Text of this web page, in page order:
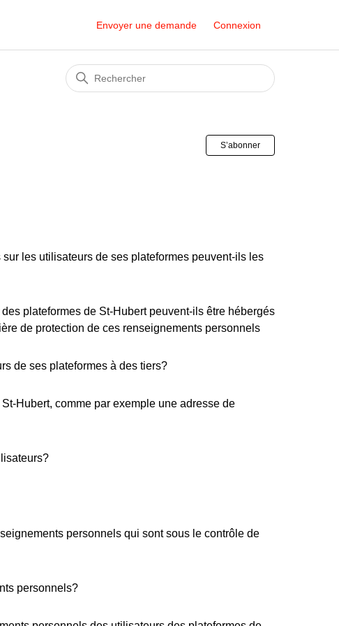
Envoyer une demande Connexion
S’abonner
les utilisateurs de ses plateformes peuvent-ils les
plateformes de St-Hubert peuvent-ils être hébergés
de protection de ces renseignements personnels
de ses plateformes à des tiers?
Hubert, comme par exemple une adresse de
personnels qui sont sous le contrôle de
personnels?